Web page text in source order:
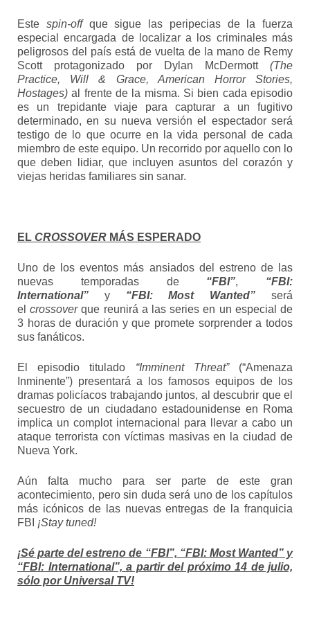
Este spin-offque sigue las peripecias de la fuerza
especial encargada de localizar a los criminales más
peligrosos del país está de vuelta de la mano de Remy
Scott protagonizado por Dylan McDermott (The
Practice, Will & Grace, American Horror Stories,
Hostages) al frente de la misma. Si bien cada episodio
es un trepidante viaje para capturar a un fugitivo
determinado, en su nueva versión el espectador será
testigo de lo que ocurre en la vida personal de cada
miembro de este equipo. Un recorrido por aquello con lo
que deben lidiar, que incluyen asuntos del corazón y
viejas heridas familiares sin sanar.
EL CROSSOVER MÁS ESPERADO
Uno de los eventos más ansiados del estreno de las
nuevas temporadas de “FBI”, “FBI:
International” y“FBI: Most Wanted” será
elcrossoverque reunirá a las series en un especial de
3 horas de duración y que promete sorprender a todos
sus fanáticos.
El episodio titulado “Imminent Threat”(“Amenaza
Inminente”) presentará a los famosos equipos de los
dramas policíacos trabajando juntos, al descubrir que el
secuestro de un ciudadano estadounidense en Roma
implica un complot internacional para llevar a cabo un
ataque terrorista con víctimas masivas en la ciudad de
Nueva York.
Aún falta mucho para ser parte de este gran
acontecimiento, pero sin duda será uno de los capítulos
más icónicos de las nuevas entregas de la franquicia
FBI ¡Stay tuned!
¡Sé parte del estreno de “FBI”, “FBI: Most Wanted” y
“FBI: International”, a partir del próximo 14 de julio,
sólo por Universal TV!